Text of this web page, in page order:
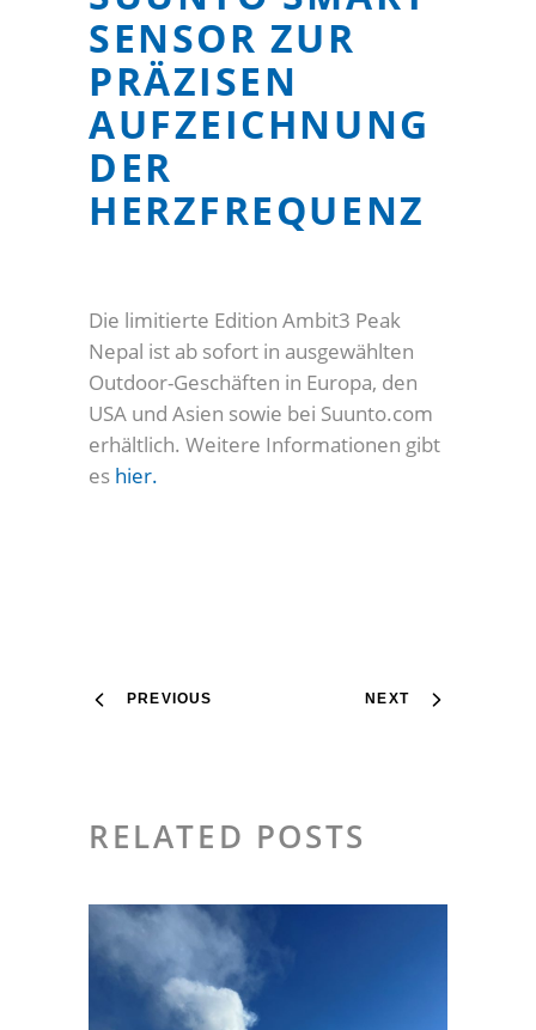
SENSOR ZUR
PRÄZISEN
AUFZEICHNUNG
DER
HERZFREQUENZ
Die limitierte Edition Ambit3 Peak
Nepal ist ab sofort in ausgewählten
Outdoor-Geschäften in Europa, den
USA und Asien sowie bei Suunto.com
erhältlich. Weitere Informationen gibt
es hier.
PREVIOUS NEXT
RELATED POSTS